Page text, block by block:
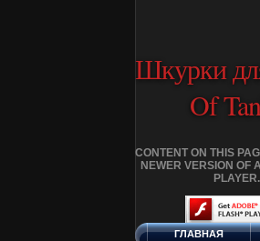
Шкурки
Of
CONTENT ON THIS
NEWER VERSION OF
PLAYER.
ГЛАВНАЯ